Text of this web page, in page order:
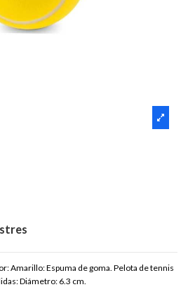
Amarillo: Espuma de goma. Pelota de tennis
Diámetro: 6.3 cm.